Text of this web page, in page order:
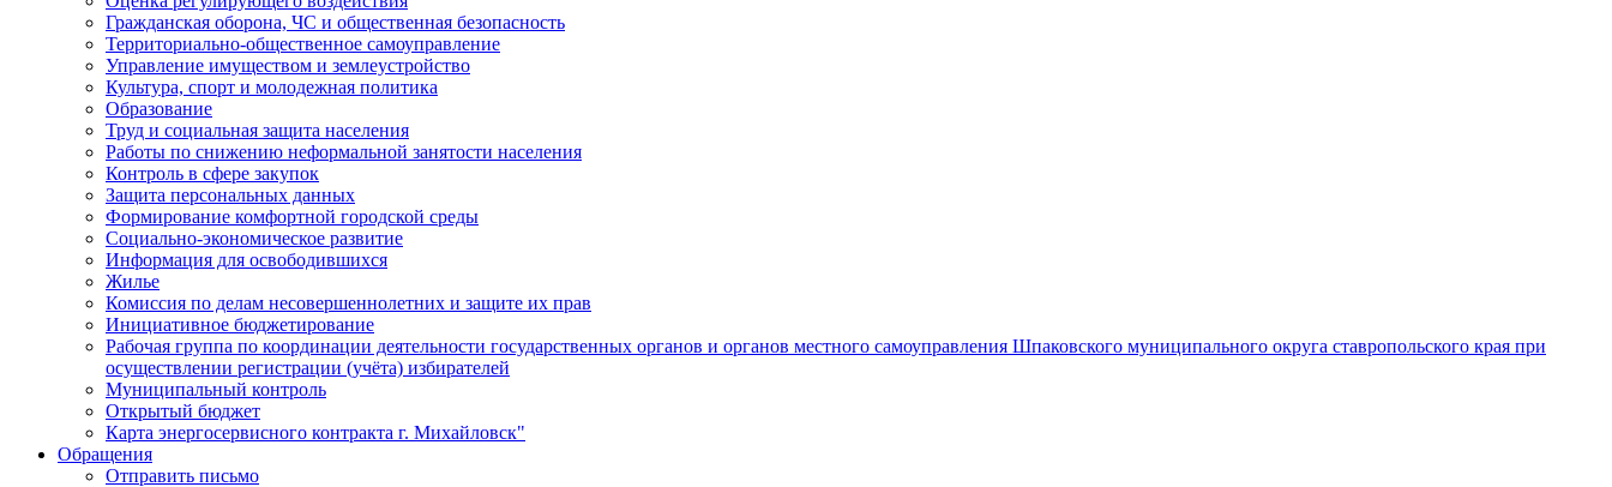
Гражданская оборона, ЧС и общественная безопасность
Территориально-общественное самоуправление
Управление имуществом и землеустройство
Культура, спорт и молодежная политика
Образование
Труд и социальная защита населения
Работы по снижению неформальной занятости населения
Контроль в сфере закупок
Защита персональных данных
Формирование комфортной городской среды
Социально-экономическое развитие
Информация для освободившихся
Жилье
Комиссия по делам несовершеннолетних и защите их прав
Инициативное бюджетирование
Рабочая группа по координации деятельности государственных органов и органов местного самоуправления Шпаковского муниципального округа ставропольского края при
осуществлении регистрации (учёта) избирателей
Муниципальный контроль
Открытый бюджет
Карта энергосервисного контракта г. Михайловск"
Обращения
Отправить письмо